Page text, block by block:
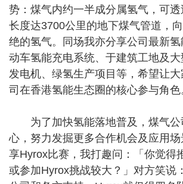
势：煤气内约一半成分属氢气，可
长度达3700公里的地下煤气管道，
绝的氢气。同场我亦分享公司最新
动车氢能充电系统、于建筑工地及
发电机、绿氢生产项目等，希望让
司在香港氢能生态圈的核心参与角色
为了加快氢能落地普及，煤气公
心，努力发掘更多合作机会及应用
享Hyrox比赛，我打趣问：「你觉得
或参加Hyrox挑战较大？」对方笑说